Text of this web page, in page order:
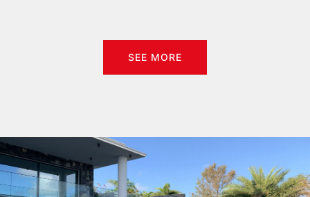
SEE MORE